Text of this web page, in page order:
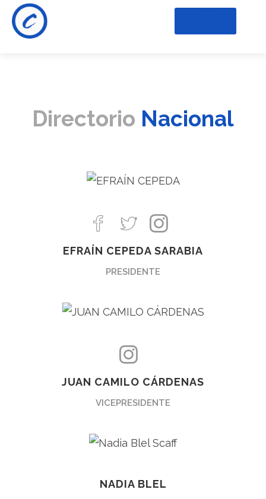
Directorio Nacional
EFRAÍN CEPEDA SARABIA
PRESIDENTE
JUAN CAMILO CÁRDENAS
VICEPRESIDENTE
NADIA BLEL